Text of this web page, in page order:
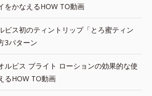
をかなえるHOW TO動画
ビス初のティントリップ「とろ蜜ティン
3パターン
ルビス ブライト ローションの効果的な使
るHOW TO動画